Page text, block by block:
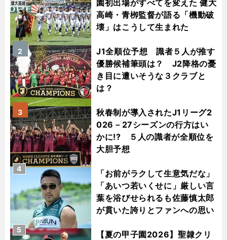
園初出場がすべてを変えた 健大
高崎・青栁監督が語る「機動破
壊」はこうして生まれた
J1全順位予想 識者５人が推す
優勝候補筆頭は？ J2降格の憂
き目に遭いそうな３クラブと
は？
2
秋春制が導入されたJ1リーグ2
026－27シーズンの行方はい
かに!? ５人の識者が全順位を
大胆予想
3
「お前がラクして生意気だな」
「あいつ若いくせに」厳しい言
葉を浴びせられるも佐藤慎太郎
が貫いた誇りとファンへの思い
4
【夏の甲子園2026】聖隷クリ
5